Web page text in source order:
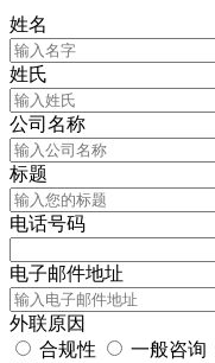
姓名
姓氏
公司名称
标题
电话号码
电子邮件地址
外联原因
合规性
一般咨询